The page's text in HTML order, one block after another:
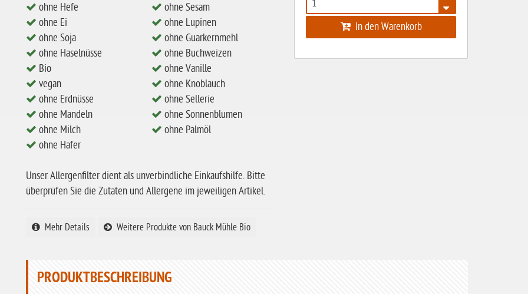
In den Warenkorb
ohne Hefe
ohne Ei
ohne Soja
ohne Haselnüsse
Bio
vegan
ohne Erdnüsse
ohne Mandeln
ohne Milch
ohne Hafer
ohne Sesam
ohne Lupinen
ohne Guarkernmehl
ohne Buchweizen
ohne Vanille
ohne Knoblauch
ohne Sellerie
ohne Sonnenblumen
ohne Palmöl
Unser Allergenfilter dient als unverbindliche Einkaufshilfe. Bitte
überprüfen Sie die Zutaten und Allergene im jeweiligen Artikel.
Mehr Details Weitere Produkte von Bauck Mühle Bio
PRODUKTBESCHREIBUNG